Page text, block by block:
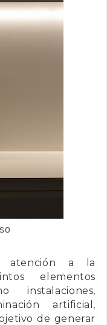
atención a la
elementos
instalaciones,
artificial,
de generar